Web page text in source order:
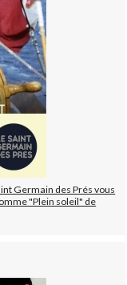
Germain des Prés vous
"Plein soleil" de